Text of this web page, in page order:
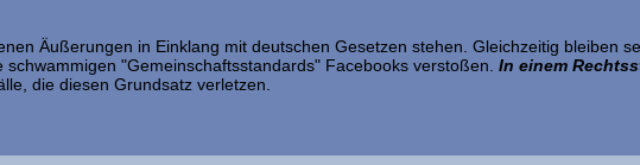
Äußerungen in Einklang mit deutschen Gesetzen stehen. Gleichzeitig bleiben
"Gemeinschaftsstandards" Facebooks verstoßen. In einem
die diesen Grundsatz verletzen.